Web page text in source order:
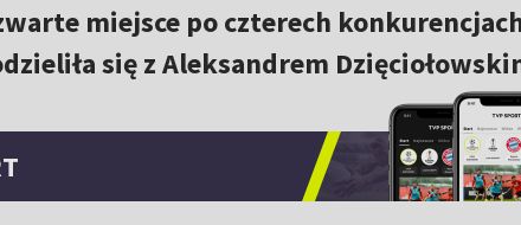
miejsce po czterech
się z Aleksandrem